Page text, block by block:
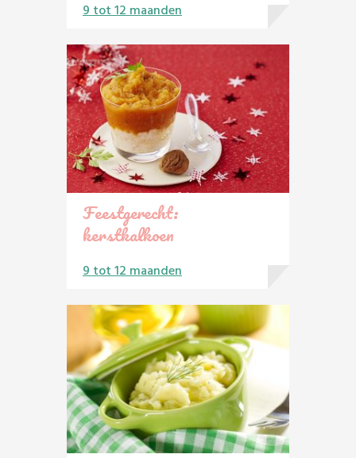
9 tot 12 maanden
Feestgerecht:
kerstkalkoen
9 tot 12 maanden